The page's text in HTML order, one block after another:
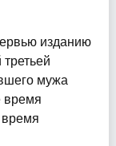
изданию
мужа
время
время